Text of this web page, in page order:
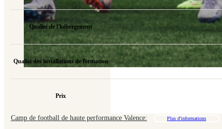
Qualité de l'hébergement
Qualité des installations de formation
Prix
Camp de football de haute performance Valence: Plus d'informations